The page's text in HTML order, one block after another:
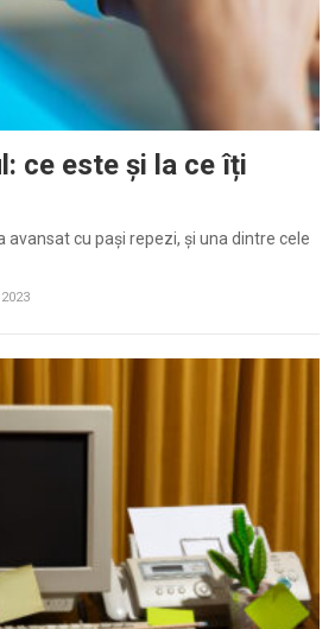
ce este și la ce îți
avansat cu pași repezi, și una dintre cele